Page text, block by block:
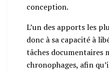
conception.
L’un des apports les
donc à sa capacité à
tâches documentaires
chronophages, afin